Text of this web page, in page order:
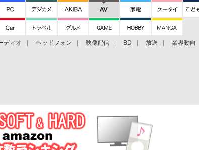
ディオ ヘッドフォン 映像配信 BD 放送 業界動向